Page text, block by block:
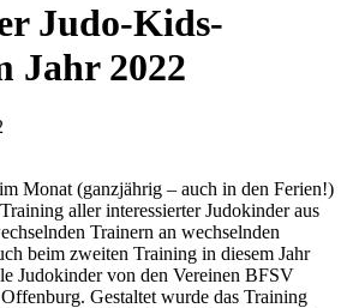
Judo-Kids-
Jahr 2022
Monat (ganzjährig – auch in den Ferien!)
aller interessierter Judokinder aus
Trainern an wechselnden
beim zweiten Training in diesem Jahr
Judokinder von den Vereinen BFSV
Gestaltet wurde das Training